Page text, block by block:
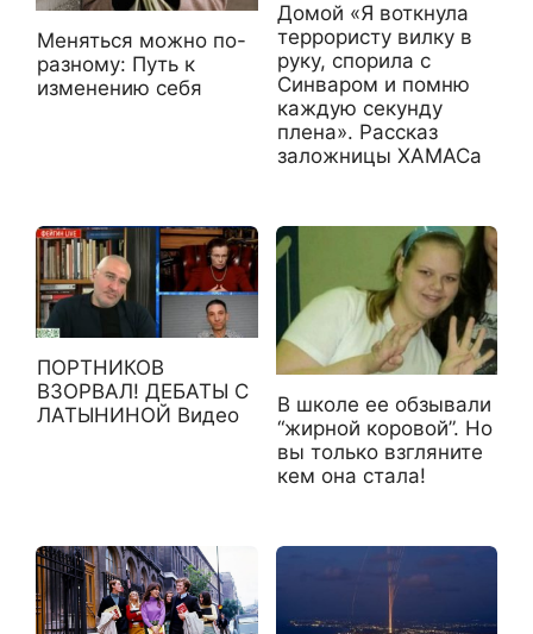
Меняться можно по-
разному: Путь к
изменению себя
Домой «Я воткнула
террористу вилку в
руку, спорила с
Синваром и помню
каждую секунду
плена». Рассказ
заложницы ХАМАСа
ПОРТНИКОВ
ВЗОРВАЛ! ДЕБАТЫ С
ЛАТЫНИНОЙ Видео
В школе ее обзывали
“жирной коровой”. Но
вы только взгляните
кем она стала!